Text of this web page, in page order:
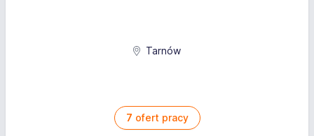
Tarnów
7 ofert pracy